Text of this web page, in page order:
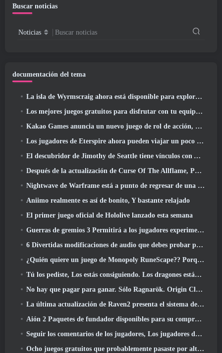
Buscar noticias
Noticias Buscar noticias
documentación del tema
La isla de Wyrmscraig ahora está disponible para explorar en RuneScape de la vieja escuela
Los mejores juegos gratuitos para disfrutar con tu equipo (2026)
Kakao Games anuncia un nuevo juego de rol de acción, doncella guardiana
Los jugadores de Eterspire ahora pueden viajar un poco en el tiempo... como regalo
El descubridor de Jimothy de Seattle tiene vínculos con ArenaNet, Por supuesto que lo agregarán a Guild Wars 2
Después de la actualización de Curse Of The Allflame, Path Of Exile anuncia varios cambios según los comentarios
Nightwave de Warframe está a punto de regresar de una manera impactante
Aniimo realmente es así de bonito, Y bastante relajado
El primer juego oficial de Hololive lanzado esta semana
Guerras de gremios 3 Permitirá a los jugadores experimentar el mundo de Tyria antes de que los dragones ancianos despertaran
6 Divertidas modificaciones de audio que debes probar para Marvel Rivals
¿Quién quiere un juego de Monopoly RuneScape?? Porque uno está en camino
Tú los pediste, Los estás consiguiendo. Los dragones están llegando a Albion Online
No hay que pagar para ganar. Sólo Ragnarök. Origin Classic se lanza en julio 23
La última actualización de Raven2 presenta el sistema de despertar de habilidades, Brindar a los jugadores más formas de mejorar sus habilidades
Aión 2 Paquetes de fundador disponibles para su compra, Completo con cinco días de acceso anticipado
Seguir los comentarios de los jugadores, Los jugadores de League Of Legends Classic no tendrán que pagar por máscaras clásicas
Ocho juegos gratuitos que probablemente pasaste por alto y que forman parte del Train Fest de Steam